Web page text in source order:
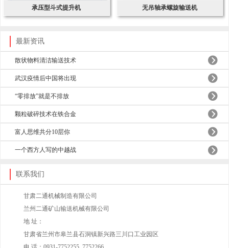
承压型斗式提升机 无吊轴承螺旋输送机
最新资讯
散状物料清洁输送技术
武汉疫情后中国将出现
“零排放”就是不排放
颗粒破碎技术在铁合金
富人思维共分10层你
一个西方人写的中越战
联系我们
甘肃二通机械制造有限公司
兰州二通矿山输送机械有限公司
地 址：
甘肃省兰州市皋兰县石洞镇新兴路三川口工业园区